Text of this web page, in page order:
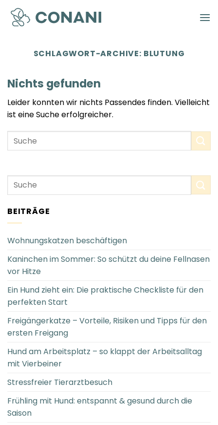
Zum
Inhalt
springen
SCHLAGWORT-ARCHIVE: BLUTUNG
Nichts gefunden
Leider konnten wir nichts Passendes finden. Vielleicht
ist eine Suche erfolgreicher.
BEITRÄGE
Wohnungskatzen beschäftigen
Kaninchen im Sommer: So schützt du deine Fellnasen
vor Hitze
Ein Hund zieht ein: Die praktische Checkliste für den
perfekten Start
Freigängerkatze – Vorteile, Risiken und Tipps für den
ersten Freigang
Hund am Arbeitsplatz – so klappt der Arbeitsalltag
mit Vierbeiner
Stressfreier Tierarztbesuch
Frühling mit Hund: entspannt & gesund durch die
Saison